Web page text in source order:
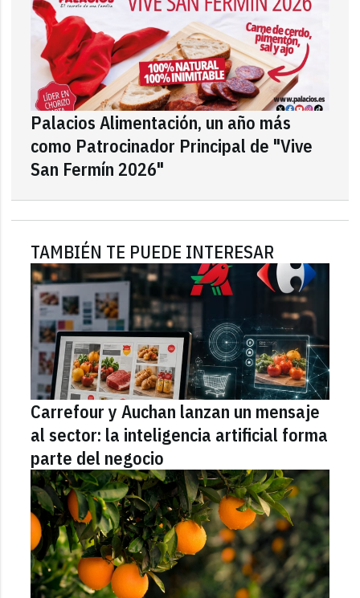
Palacios Alimentación, un año más
como Patrocinador Principal de "Vive
San Fermín 2026"
TAMBIÉN TE PUEDE INTERESAR
Carrefour y Auchan lanzan un mensaje
al sector: la inteligencia artificial forma
parte del negocio